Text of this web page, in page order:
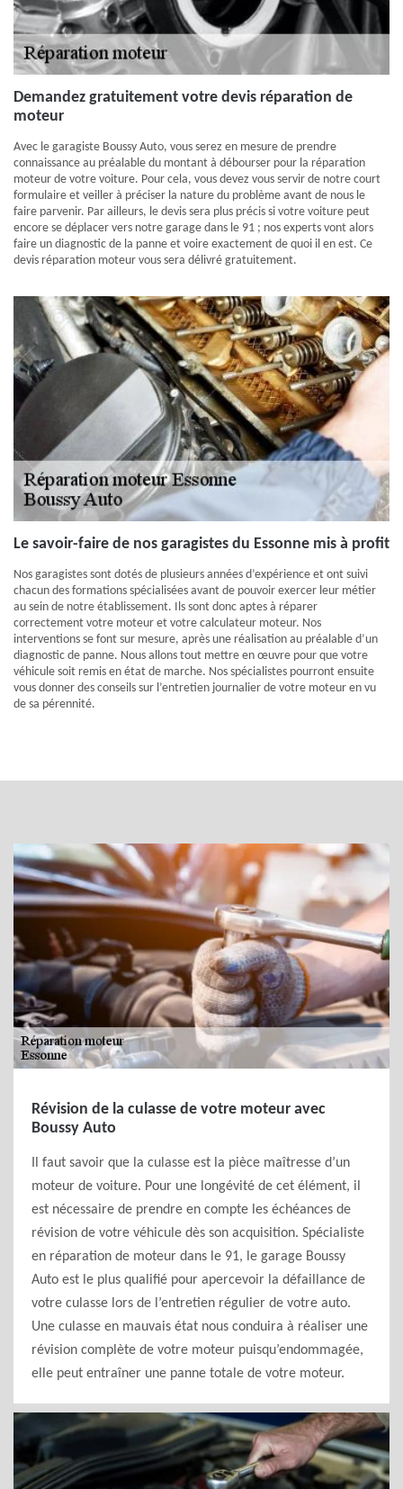
Demandez gratuitement votre devis réparation de
moteur
Avec le garagiste Boussy Auto, vous serez en mesure de prendre
connaissance au préalable du montant à débourser pour la réparation
moteur de votre voiture. Pour cela, vous devez vous servir de notre court
formulaire et veiller à préciser la nature du problème avant de nous le
faire parvenir. Par ailleurs, le devis sera plus précis si votre voiture peut
encore se déplacer vers notre garage dans le 91 ; nos experts vont alors
faire un diagnostic de la panne et voire exactement de quoi il en est. Ce
devis réparation moteur vous sera délivré gratuitement.
Le savoir-faire de nos garagistes du Essonne mis à profit
Nos garagistes sont dotés de plusieurs années d’expérience et ont suivi
chacun des formations spécialisées avant de pouvoir exercer leur métier
au sein de notre établissement. Ils sont donc aptes à réparer
correctement votre moteur et votre calculateur moteur. Nos
interventions se font sur mesure, après une réalisation au préalable d’un
diagnostic de panne. Nous allons tout mettre en œuvre pour que votre
véhicule soit remis en état de marche. Nos spécialistes pourront ensuite
vous donner des conseils sur l’entretien journalier de votre moteur en vu
de sa pérennité.
Révision de la culasse de votre moteur avec
Boussy Auto
Il faut savoir que la culasse est la pièce maîtresse d’un
moteur de voiture. Pour une longévité de cet élément, il
est nécessaire de prendre en compte les échéances de
révision de votre véhicule dès son acquisition. Spécialiste
en réparation de moteur dans le 91, le garage Boussy
Auto est le plus qualifié pour apercevoir la défaillance de
votre culasse lors de l’entretien régulier de votre auto.
Une culasse en mauvais état nous conduira à réaliser une
révision complète de votre moteur puisqu’endommagée,
elle peut entraîner une panne totale de votre moteur.